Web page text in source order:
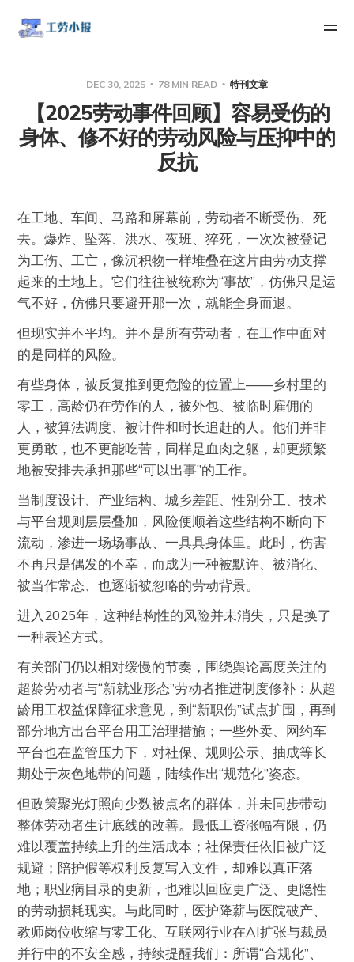
DEC 30, 2025 78 MIN READ 特刊文章
【2025劳动事件回顾】容易受伤的
身体、修不好的劳动风险与压抑中的
反抗
在工地、车间、马路和屏幕前，劳动者不断受伤、死
去。爆炸、坠落、洪水、夜班、猝死，一次次被登记
为工伤、工亡，像沉积物一样堆叠在这片由劳动支撑
起来的土地上。它们往往被统称为“事故”，仿佛只是运
气不好，仿佛只要避开那一次，就能全身而退。
但现实并不平均。并不是所有劳动者，在工作中面对
的是同样的风险。
有些身体，被反复推到更危险的位置上——乡村里的
零工，高龄仍在劳作的人，被外包、被临时雇佣的
人，被算法调度、被计件和时长追赶的人。他们并非
更勇敢，也不更能吃苦，同样是血肉之躯，却更频繁
地被安排去承担那些“可以出事”的工作。
当制度设计、产业结构、城乡差距、性别分工、技术
与平台规则层层叠加，风险便顺着这些结构不断向下
流动，渗进一场场事故、一具具身体里。此时，伤害
不再只是偶发的不幸，而成为一种被默许、被消化、
被当作常态、也逐渐被忽略的劳动背景。
进入2025年，这种结构性的风险并未消失，只是换了
一种表述方式。
有关部门仍以相对缓慢的节奏，围绕舆论高度关注的
超龄劳动者与“新就业形态”劳动者推进制度修补：从超
龄用工权益保障征求意见，到“新职伤”试点扩围，再到
部分地方出台平台用工治理措施；一些外卖、网约车
平台也在监管压力下，对社保、规则公示、抽成等长
期处于灰色地带的问题，陆续作出“规范化”姿态。
但政策聚光灯照向少数被点名的群体，并未同步带动
整体劳动者生计底线的改善。最低工资涨幅有限，仍
难以覆盖持续上升的生活成本；社保责任依旧被广泛
规避；陪护假等权利反复写入文件，却难以真正落
地；职业病目录的更新，也难以回应更广泛、更隐性
的劳动损耗现实。与此同时，医护降薪与医院破产、
教师岗位收缩与零工化、互联网行业在AI扩张与裁员
并行中的不安全感，持续提醒我们：所谓“合规化”、